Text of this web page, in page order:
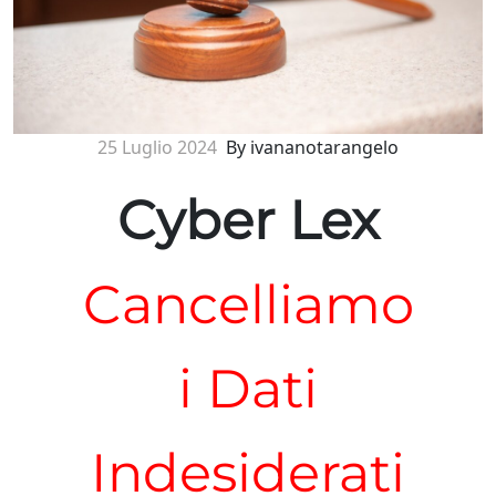
25 Luglio 2024 By ivananotarangelo
Cyber Lex
Cancelliamo
i Dati
Indesiderati